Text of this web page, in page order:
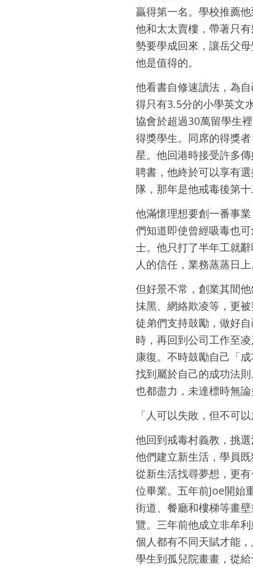
贏得第一名。學校推薦
他和太太賣樓，帶著只
勢要學成回來，讓岳父
他是值得的。
他看書自修速讀法，為
得只有3.5分的小學英文
協會於超過30萬留學生
得獎學生。同席的得獎
星。他回港時接受許多
聘書，他終於可以享有
隊，那年是他戒毒後第十
他滿懷理想要創一番事
們知道即使曾經吸毒也
士。他只打了半年工就
人的信任，業務蒸蒸日上
但好景不常，創業其間
抺黑、網絡欺凌等，更
徒弟們支持鼓勵，做好
時，再回到公司工作至
康復。不時鼓勵自己「
找到屬於自己的成功法
也都盡力，未達標時無論
「人可以失敗，但不可
他回到戒毒村義教，挑
他們建立新生活，學員
從新生活找尋夢想，更
位畢業。五年前Joe開始
街道、餐廳和樓梯等畫
覽。三年前他成立非牟
個人都有不同天賦才能
學生到孤兒院畫畫，從